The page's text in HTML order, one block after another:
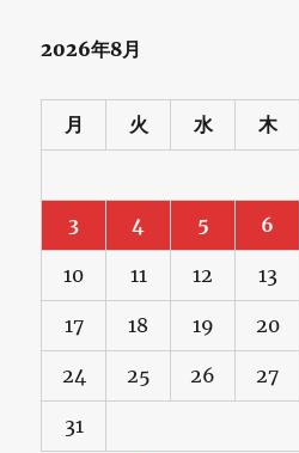
2026年8月
月 火 水 木
3 4 5 6
10 11 12 13
17 18 19 20
24 25 26 27
31